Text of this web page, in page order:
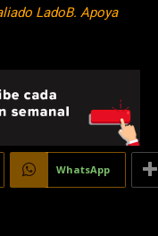
LadoB. Apoya
WhatsApp